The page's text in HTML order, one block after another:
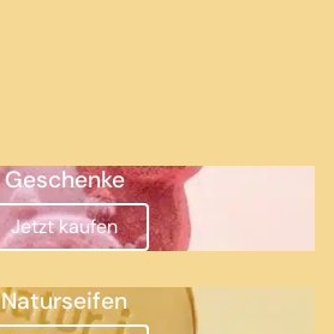
Geschenke
Jetzt kaufen
Naturseifen